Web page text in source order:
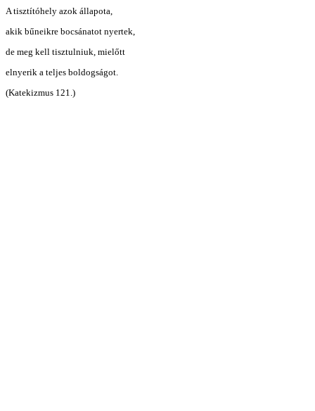
A tisztítóhely azok állapota,
akik bűneikre bocsánatot nyertek,
de meg kell tisztulniuk, mielőtt
elnyerik a teljes boldogságot.
(Katekizmus 121.)